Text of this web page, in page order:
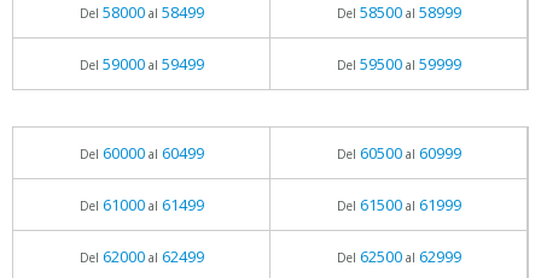
Del 58000al 58499 Del 58500al 58999
Del 59000al 59499 Del 59500al 59999
Del 60000al 60499 Del 60500al 60999
Del 61000al 61499 Del 61500al 61999
Del 62000al 62499 Del 62500al 62999